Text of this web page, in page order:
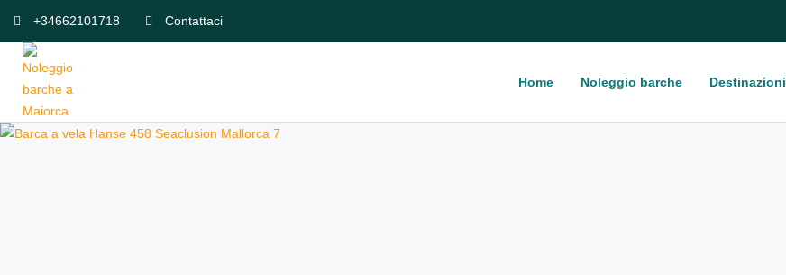
+34662101718 Contattaci
Home Noleggio barche Destinazioni